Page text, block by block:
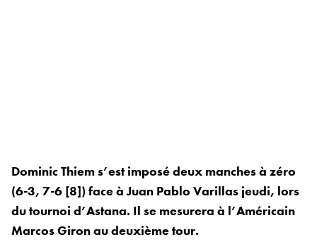
Dominic Thiem s’est imposé deux manches à zéro
(6-3, 7-6 [8]) face à Juan Pablo Varillas jeudi, lors
du tournoi d’Astana. Il se mesurera à l’Américain
Marcos Giron au deuxième tour.